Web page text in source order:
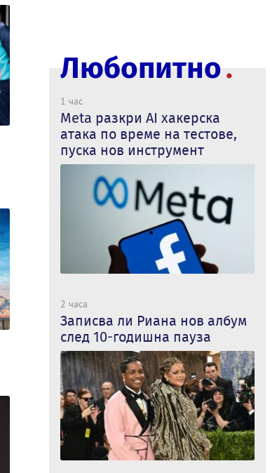
Любопитно
1 час
Meta разкри AI хакерска
атака по време на тестове,
пуска нов инструмент
2 часа
Записва ли Риана нов албум
след 10-годишна пауза